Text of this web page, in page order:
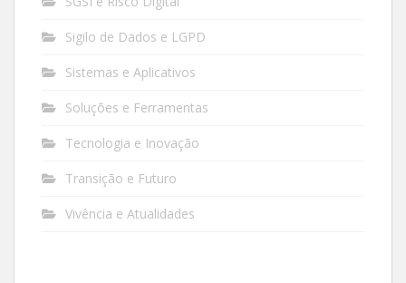
Sigilo de Dados e LGPD
Sistemas e Aplicativos
Soluções e Ferramentas
Tecnologia e Inovação
Transição e Futuro
Vivência e Atualidades